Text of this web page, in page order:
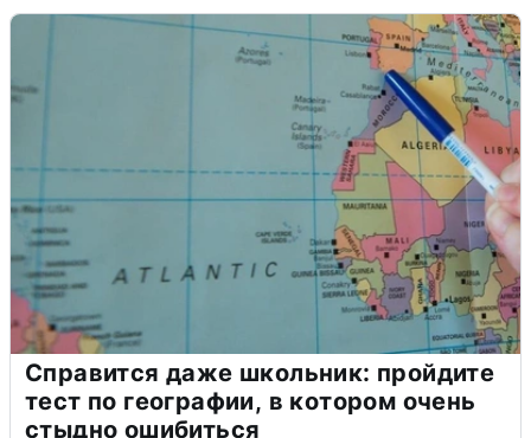
Справится даже школьник: пройдите
тест по географии, в котором очень
стыдно ошибиться